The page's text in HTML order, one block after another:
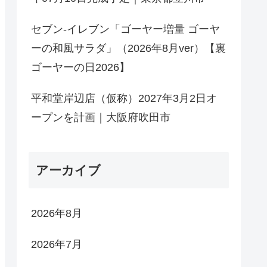
セブン-イレブン「ゴーヤー増量 ゴーヤ
ーの和風サラダ」（2026年8月ver）【裏
ゴーヤーの日2026】
平和堂岸辺店（仮称）2027年3月2日オ
ープンを計画｜大阪府吹田市
アーカイブ
2026年8月
2026年7月